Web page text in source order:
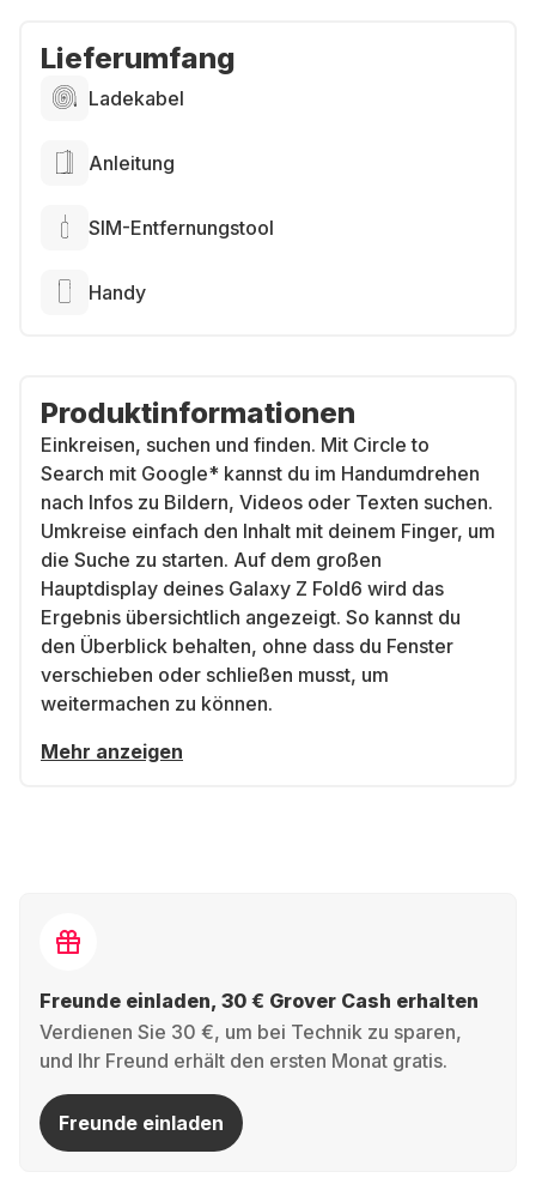
Lieferumfang
Ladekabel
Anleitung
SIM-Entfernungstool
Handy
Produktinformationen
Einkreisen, suchen und finden. Mit Circle to
Search mit Google* kannst du im Handumdrehen
nach Infos zu Bildern, Videos oder Texten suchen.
Umkreise einfach den Inhalt mit deinem Finger, um
die Suche zu starten. Auf dem großen
Hauptdisplay deines Galaxy Z Fold6 wird das
Ergebnis übersichtlich angezeigt. So kannst du
den Überblick behalten, ohne dass du Fenster
verschieben oder schließen musst, um
weitermachen zu können.
Mehr anzeigen
Freunde einladen, 30 € Grover Cash erhalten
Verdienen Sie 30 €, um bei Technik zu sparen,
und Ihr Freund erhält den ersten Monat gratis.
Freunde einladen